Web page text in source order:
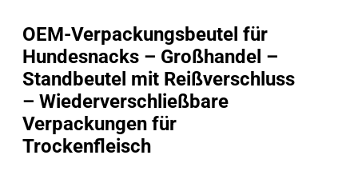
OEM-Verpackungsbeutel für
Hundesnacks – Großhandel –
Standbeutel mit Reißverschluss
– Wiederverschließbare
Verpackungen für
Trockenfleisch